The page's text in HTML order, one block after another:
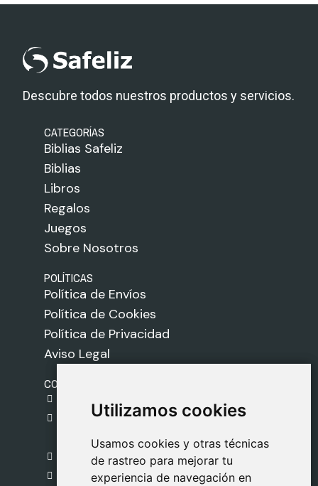
Utilizamos cookies
Usamos cookies y otras técnicas
de rastreo para mejorar tu
experiencia de navegación en
Utilizamos cookies
Usamos cookies y otras técnicas
de rastreo para mejorar tu
experiencia de navegación en
Descubre todos nuestros productos y servicios.
CATEGORÍAS
Biblias Safeliz
Biblias
Libros
Regalos
Juegos
Sobre Nosotros
POLÍTICAS
Política de Envíos
Política de Cookies
Política de Privacidad
Aviso Legal
CONTACTO
C. del Pradillo, 6, 28770 Colmenar Viejo,
Madrid
918 459 877
Lunes a Viernes